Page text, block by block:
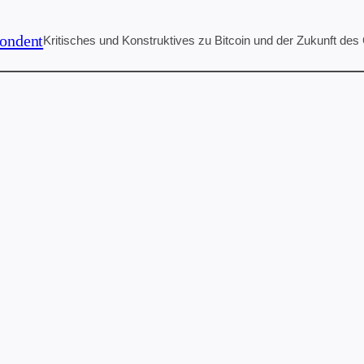
Kritisches und Konstruktives zu Bitcoin und der Zukunft des